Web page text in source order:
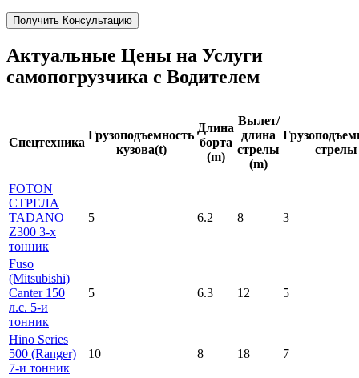
Получить Консультацию
Актуальные Цены на Услуги
самопогрузчика с Водителем
Спецтехника
Грузоподъемность
кузова(t)
Длина
борта
(m)
Вылет/
длина
стрелы
(m)
стрелы
FOTON
СТРЕЛА
TADANO
Z300 3-х
тонник
5 6.2 8 3
Fuso
(Mitsubishi)
Canter 150
л.с. 5-и
тонник
5 6.3 12 5
Hino Series
500 (Ranger)
7-и тонник
10 8 18 7